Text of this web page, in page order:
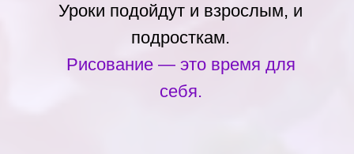
Уроки подойдут и взрослым, и
подросткам.
Рисование — это время для
себя.